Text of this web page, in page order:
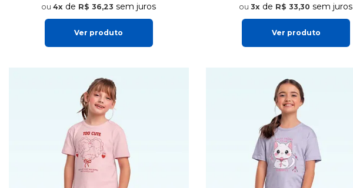
4x de R$ 36,23 sem juros
Ver produto
3x de R$ 33,30 sem juros
Ver produto